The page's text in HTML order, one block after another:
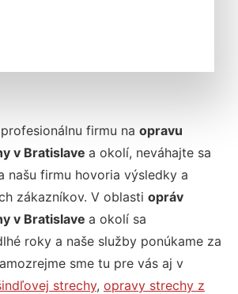
firmu na opravu
v Bratislave a okolí, neváhajte sa
našu firmu hovoria výsledky a
zákazníkov. V oblasti opráv
v Bratislave a okolí sa
roky a naše služby ponúkame za
sme tu pre vás aj v
strechy, opravy strechy z